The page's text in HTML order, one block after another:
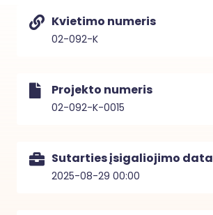
Kvietimo numeris
02-092-K
Projekto numeris
02-092-K-0015
Sutarties įsigaliojimo data
2025-08-29 00:00